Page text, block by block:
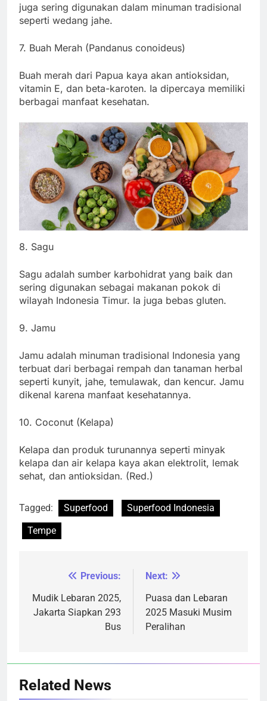
juga sering digunakan dalam minuman tradisional
seperti wedang jahe.
7. Buah Merah (Pandanus conoideus)
Buah merah dari Papua kaya akan antioksidan,
vitamin E, dan beta-karoten. Ia dipercaya memiliki
berbagai manfaat kesehatan.
8. Sagu
Sagu adalah sumber karbohidrat yang baik dan
sering digunakan sebagai makanan pokok di
wilayah Indonesia Timur. Ia juga bebas gluten.
9. Jamu
Jamu adalah minuman tradisional Indonesia yang
terbuat dari berbagai rempah dan tanaman herbal
seperti kunyit, jahe, temulawak, dan kencur. Jamu
dikenal karena manfaat kesehatannya.
10. Coconut (Kelapa)
Kelapa dan produk turunannya seperti minyak
kelapa dan air kelapa kaya akan elektrolit, lemak
sehat, dan antioksidan. (Red.)
Tagged: Superfood
Superfood Indonesia
Tempe
Navigasi
pos
Previous:
Mudik Lebaran 2025,
Jakarta Siapkan 293
Bus
Next:
Puasa dan Lebaran
2025 Masuki Musim
Peralihan
Related News